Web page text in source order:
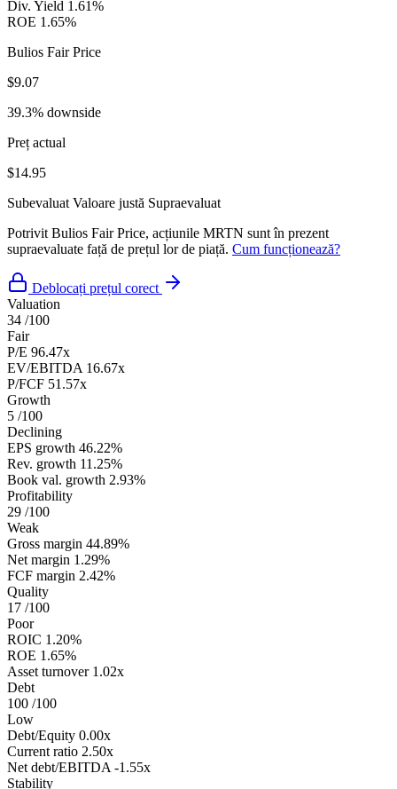
Div. Yield 1.61%
ROE 1.65%
Bulios Fair Price
$9.07
39.3% downside
Preț actual
$14.95
Subevaluat Valoare justă Supraevaluat
Potrivit Bulios Fair Price, acțiunile MRTN sunt în prezent
supraevaluate față de prețul lor de piață. Cum funcționează?
Deblocați prețul corect
Valuation
34 /100
Fair
P/E 96.47x
EV/EBITDA 16.67x
P/FCF 51.57x
Growth
5 /100
Declining
EPS growth 46.22%
Rev. growth 11.25%
Book val. growth 2.93%
Profitability
29 /100
Weak
Gross margin 44.89%
Net margin 1.29%
FCF margin 2.42%
Quality
17 /100
Poor
ROIC 1.20%
ROE 1.65%
Asset turnover 1.02x
Debt
100 /100
Low
Debt/Equity 0.00x
Current ratio 2.50x
Net debt/EBITDA -1.55x
Stability